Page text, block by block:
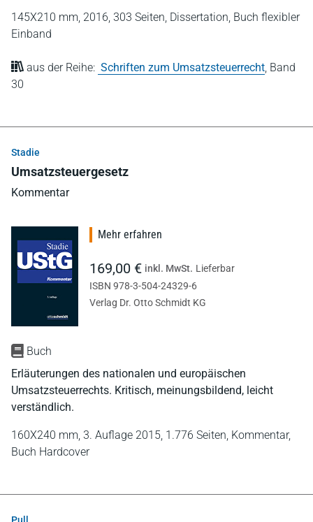
145X210 mm, 2016, 303 Seiten, Dissertation, Buch flexibler
Einband
aus der Reihe: Schriften zum Umsatzsteuerrecht Band
30
Stadie
Umsatzsteuergesetz
Kommentar
Buch
Erläuterungen des nationalen und europäischen
Umsatzsteuerrechts. Kritisch, meinungsbildend, leicht
verständlich.
160X240 mm, 3. Auflage 2015, 1.776 Seiten, Kommentar,
Buch Hardcover
Mehr erfahren
169,00 € inkl. MwSt. Lieferbar
ISBN 978-3-504-24329-6
Verlag Dr. Otto Schmidt KG
Pull